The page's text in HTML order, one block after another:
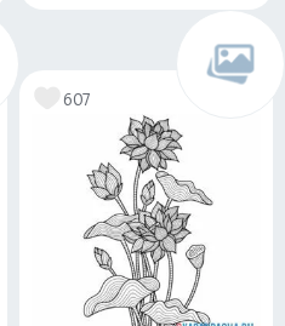
607